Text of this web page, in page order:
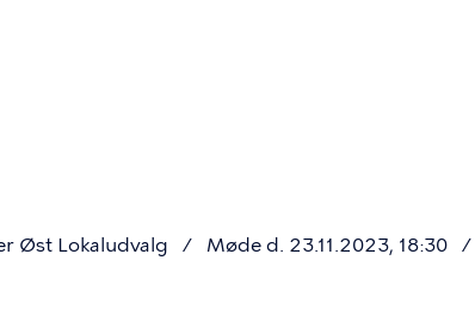
Øst Lokaludvalg Møde d. 23.11.2023, 18:30